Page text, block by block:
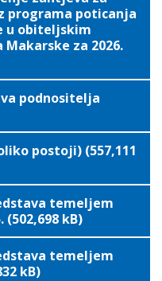
programa poticanja
u obiteljskim
za 2026.
podnositelja
postoji) (557,111
temeljem
(502,698 kB)
temeljem
kB)